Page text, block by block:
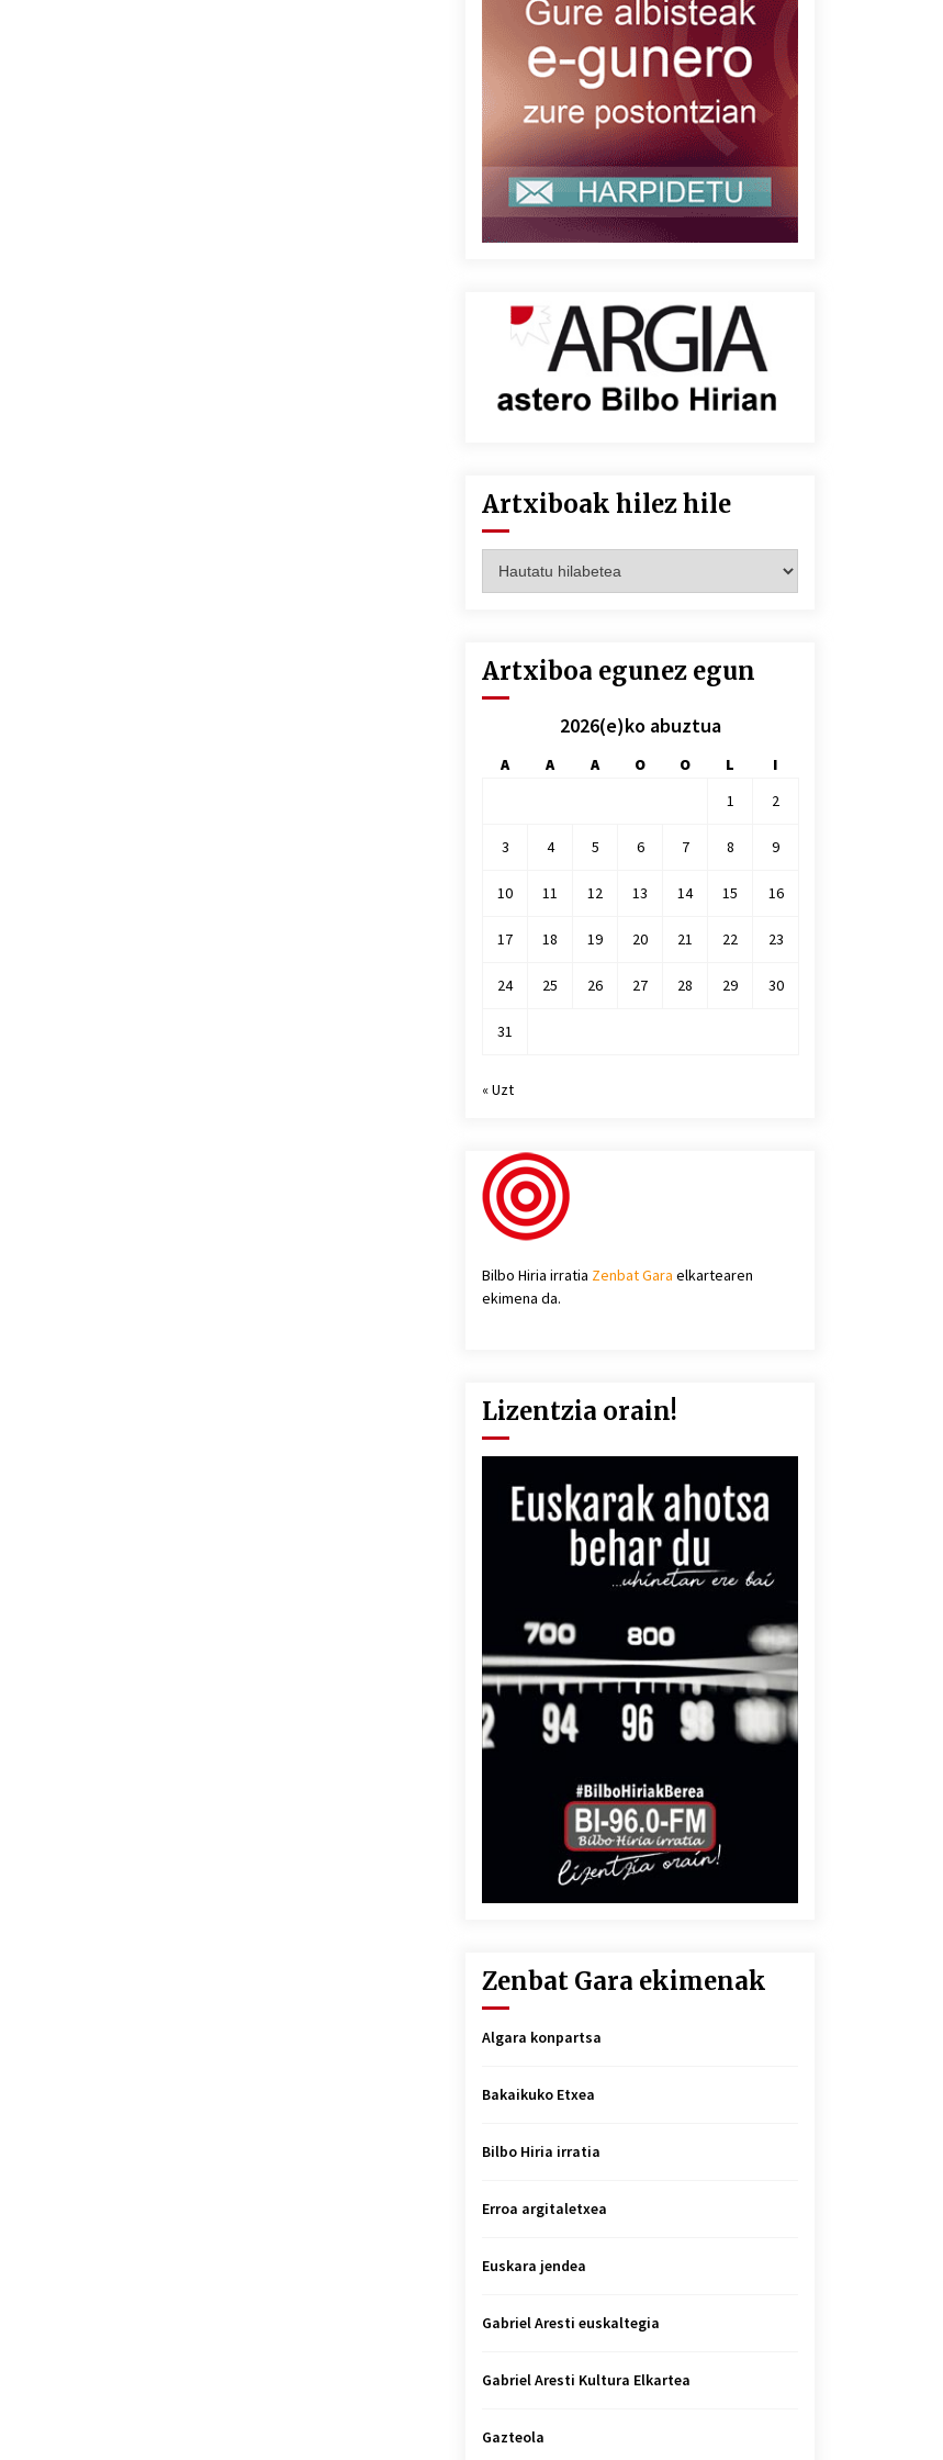
Artxiboak hilez hile
hilez
Artxiboa egunez egun
2026(e)ko abuztua
A A A O O L
I
1
2
3 4 5 6 7 8 9
10 11 12 13 14 15 16
17 18 19 20 21 22 23
24 25 26 27 28 29 30
31
« Uzt
Bilbo Hiria irratia Zenbat Gara elkartearen
ekimena da.
Lizentzia orain!
Zenbat Gara ekimenak
Algara konpartsa
Bakaikuko Etxea
Bilbo Hiria irratia
Erroa argitaletxea
Euskara jendea
Gabriel Aresti euskaltegia
Gabriel Aresti Kultura Elkartea
Gazteola